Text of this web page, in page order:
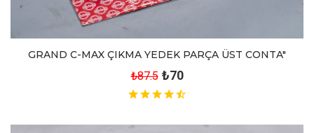
GRAND C-MAX ÇIKMA YEDEK PARÇA ÜST CONTA"
₺87.5 ₺70